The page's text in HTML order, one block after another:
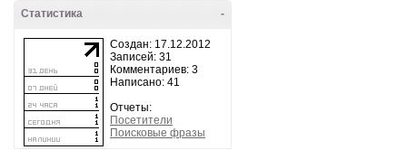
-
Статистика
Создан: 17.12.2012
Записей: 31
Комментариев: 3
Написано: 41
Отчеты:
Посетители
Поисковые фразы